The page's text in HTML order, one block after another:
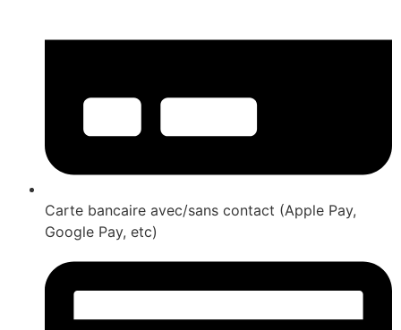
Carte bancaire avec/sans contact (Apple Pay,
Google Pay, etc)